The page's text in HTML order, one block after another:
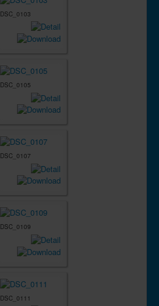
DSC_0103
DSC_0105
DSC_0107
DSC_0109
DSC_0111